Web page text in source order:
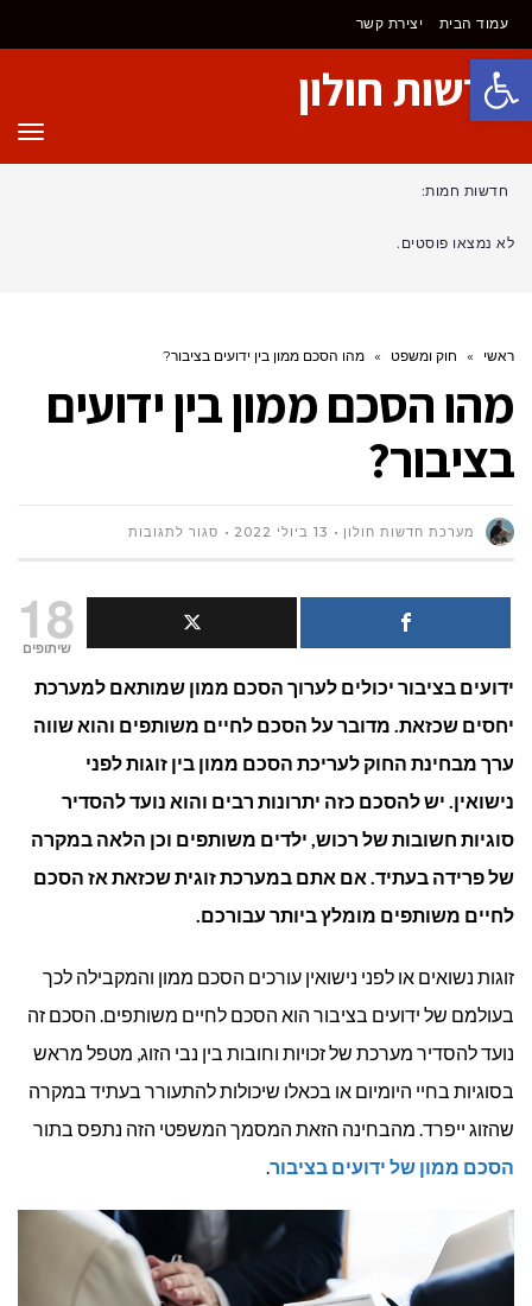
פתח סרגל נגישות
עמוד הבית יצירת קשר
חדשות חולון
חדשות חמות:
לא נמצאו פוסטים.
ראשי » חוק ומשפט » מהו הסכם ממון בין ידועים בציבור?
מהו הסכם ממון בין ידועים
בציבור?
מערכת חדשות חולון 13 ביולי 2022 סגור לתגובותעל
ממון
ידועים
בציבור?
18
שיתופים
ידועים בציבור יכולים לערוך הסכם ממון שמותאם למערכת
יחסים שכזאת. מדובר על הסכם לחיים משותפים והוא שווה
ערך מבחינת החוק לעריכת הסכם ממון בין זוגות לפני
נישואין. יש להסכם כזה יתרונות רבים והוא נועד להסדיר
סוגיות חשובות של רכוש, ילדים משותפים וכן הלאה במקרה
של פרידה בעתיד. אם אתם במערכת זוגית שכזאת אז הסכם
לחיים משותפים מומלץ ביותר עבורכם.
זוגות נשואים או לפני נישואין עורכים הסכם ממון והמקבילה לכך
בעולמם של ידועים בציבור הוא הסכם לחיים משותפים. הסכם זה
נועד להסדיר מערכת של זכויות וחובות בין נבי הזוג, מטפל מראש
בסוגיות בחיי היומיום או בכאלו שיכולות להתעורר בעתיד במקרה
שהזוג ייפרד. מהבחינה הזאת המסמך המשפטי הזה נתפס בתור
הסכם ממון של ידועים בציבור.